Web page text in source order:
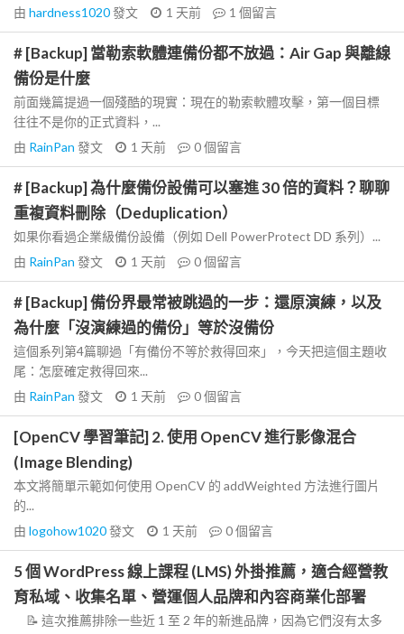
由 hardness1020發文 1 天前 1 個留言
# [Backup] 當勒索軟體連備份都不放過：Air Gap 與離線
備份是什麼
前面幾篇提過一個殘酷的現實：現在的勒索軟體攻擊，第一個目標
往往不是你的正式資料，...
由 RainPan 發文 1 天前 0個留言
# [Backup] 為什麼備份設備可以塞進 30 倍的資料？聊聊
重複資料刪除（Deduplication）
如果你看過企業級備份設備（例如 Dell PowerProtect DD 系列）...
由 RainPan 發文 1 天前 0個留言
# [Backup] 備份界最常被跳過的一步：還原演練，以及
為什麼「沒演練過的備份」等於沒備份
這個系列第4篇聊過「有備份不等於救得回來」，今天把這個主題收
尾：怎麼確定救得回來...
由 RainPan 發文 1 天前 0個留言
[OpenCV 學習筆記] 2. 使用 OpenCV 進行影像混合
(Image Blending)
本文將簡單示範如何使用 OpenCV 的 addWeighted 方法進行圖片
的...
由 logohow1020發文 1 天前 0個留言
5 個 WordPress 線上課程 (LMS) 外掛推薦，適合經營教
育私域、收集名單、營運個人品牌和內容商業化部署
📝 這次推薦排除一些近 1 至 2 年的新進品牌，因為它們沒有太多